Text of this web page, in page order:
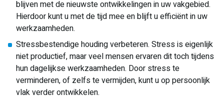
blijven met de nieuwste ontwikkelingen in uw vakgebied.
Hierdoor kunt u met de tijd mee en blijft u efficiënt in uw
werkzaamheden.
Stressbestendige houding verbeteren. Stress is eigenlijk
niet productief, maar veel mensen ervaren dit toch tijdens
hun dagelijkse werkzaamheden. Door stress te
verminderen, of zelfs te vermijden, kunt u op persoonlijk
vlak verder ontwikkelen.